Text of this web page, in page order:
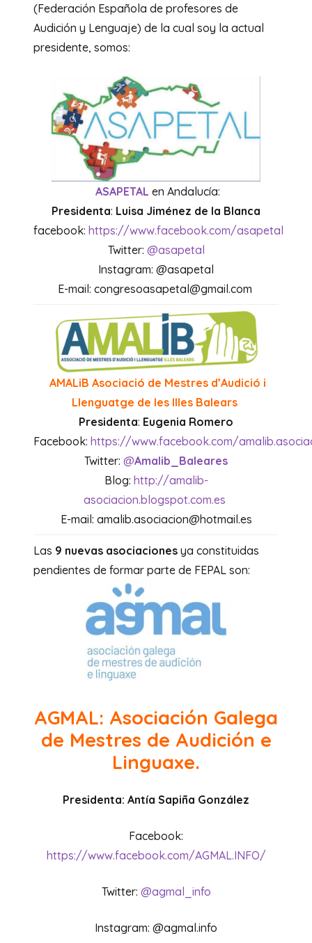
(Federación Española de profesores de
Audición y Lenguaje) de la cual soy la actual
presidente, somos:
ASAPETAL en Andalucía:
Presidenta: Luisa Jiménez de la Blanca
facebook: https://www.facebook.com/asapetal
Twitter: @asapetal
Instagram: @asapetal
E-mail: congresoasapetal@gmail.com
AMALiB Asociació de Mestres d’Audició i
Llenguatge de les Illes Balears
Presidenta: Eugenia Romero
Facebook: https://www.facebook.com/
Twitter: @Amalib_Baleares
Blog: http://amalib-
asociacion.blogspot.com.es
E-mail: amalib.asociacion@hotmail.es
Las 9 nuevas asociaciones ya constituidas
pendientes de formar parte de FEPAL son:
AGMAL: Asociación Galega
de Mestres de Audición e
Linguaxe.
Presidenta: Antía Sapiña González
Facebook:
https://www.facebook.com/AGMAL.INFO/
Twitter: @agmal_info
Instagram: @agmal.info